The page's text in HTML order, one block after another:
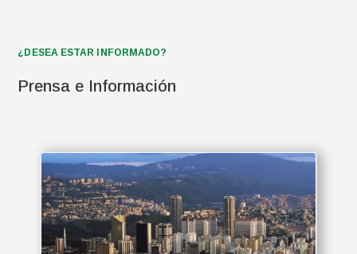
¿DESEA ESTAR INFORMADO?
Prensa e Información